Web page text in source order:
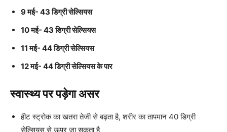
9 मई- 43 डिग्री सेल्सियस
10 मई- 43 डिग्री सेल्सियस
11 मई- 44 डिग्री सेल्सियस
12 मई- 44 डिग्री सेल्सियस के पार
स्वास्थ्य पर पड़ेगा असर
हीट स्ट्रोक का खतरा तेजी से बढ़ता है, शरीर का तापमान 40 डिग्री
सेल्सियस से ऊपर जा सकता है